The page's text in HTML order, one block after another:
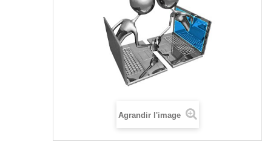
Agrandir l'image